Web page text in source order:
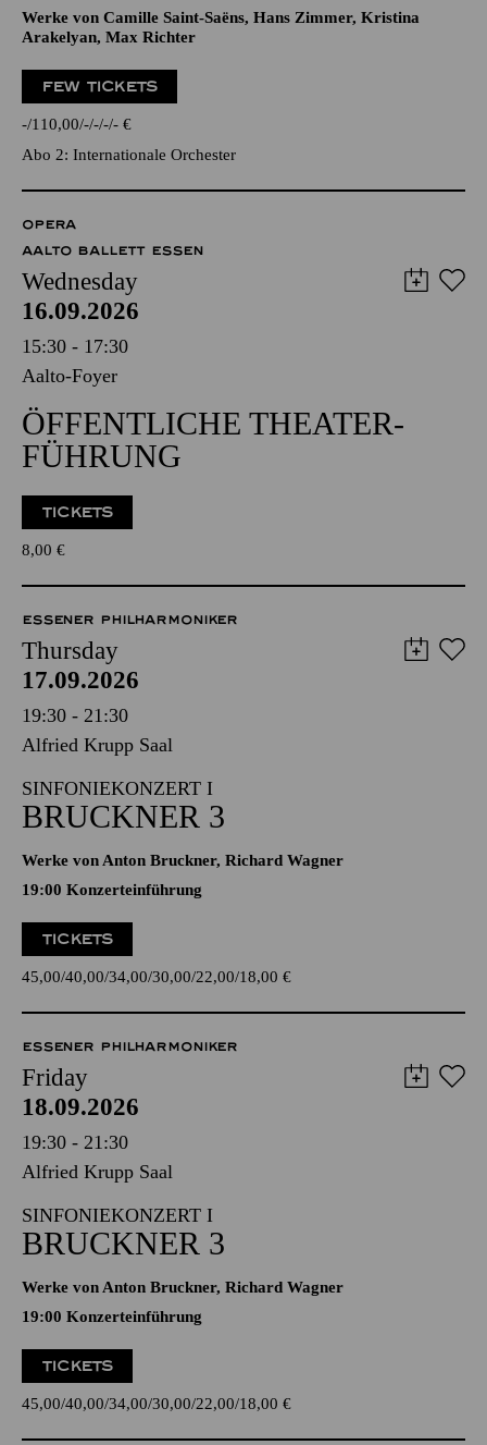
Werke von Camille Saint-Saëns, Hans Zimmer, Kristina
Arakelyan, Max Richter
FEW TICKETS
- 110,00 - - - - €
Abo 2: Internationale Orchester
OPERA
AALTO BALLETT ESSEN
Wednesday
16.09.2026
15:30 - 17:30
Aalto-Foyer
ÖFFENTLICHE THEATER­
FÜHRUNG
TICKETS
8,00 €
ESSENER PHILHARMONIKER
Thursday
17.09.2026
19:30 - 21:30
Alfried Krupp Saal
SINFONIEKONZERT I
BRUCKNER 3
Werke von Anton Bruckner, Richard Wagner
19:00 Konzerteinführung
TICKETS
45,00 40,00 34,00 30,00 22,00 18,00 €
ESSENER PHILHARMONIKER
Friday
18.09.2026
19:30 - 21:30
Alfried Krupp Saal
SINFONIEKONZERT I
BRUCKNER 3
Werke von Anton Bruckner, Richard Wagner
19:00 Konzerteinführung
TICKETS
45,00 40,00 34,00 30,00 22,00 18,00 €